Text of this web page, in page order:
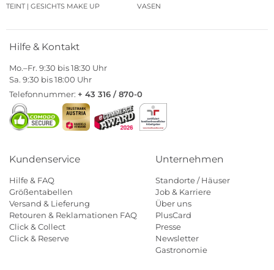
TEINT | GESICHTS MAKE UP
VASEN
Hilfe & Kontakt
Mo.–Fr. 9:30 bis 18:30 Uhr
Sa. 9:30 bis 18:00 Uhr
Telefonnummer: + 43 316 / 870-0
Kundenservice
Hilfe & FAQ
Größentabellen
Versand & Lieferung
Retouren & Reklamationen FAQ
Click & Collect
Click & Reserve
Unternehmen
Standorte / Häuser
Job & Karriere
Über uns
PlusCard
Presse
Newsletter
Gastronomie